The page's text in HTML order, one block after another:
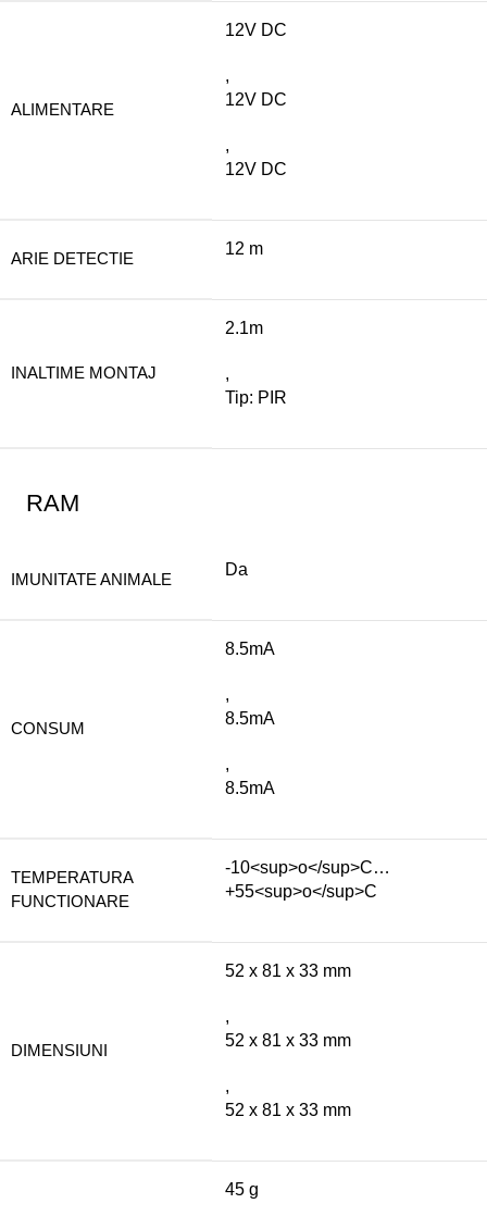
ALIMENTARE
12V DC
,
12V DC
,
12V DC
ARIE DETECTIE
12 m
INALTIME MONTAJ
2.1m
,
Tip: PIR
RAM
IMUNITATE ANIMALE
Da
CONSUM
8.5mA
,
8.5mA
,
8.5mA
TEMPERATURA
FUNCTIONARE
-10<sup>o</sup>C…
+55<sup>o</sup>C
DIMENSIUNI
52 x 81 x 33 mm
,
52 x 81 x 33 mm
,
52 x 81 x 33 mm
45 g